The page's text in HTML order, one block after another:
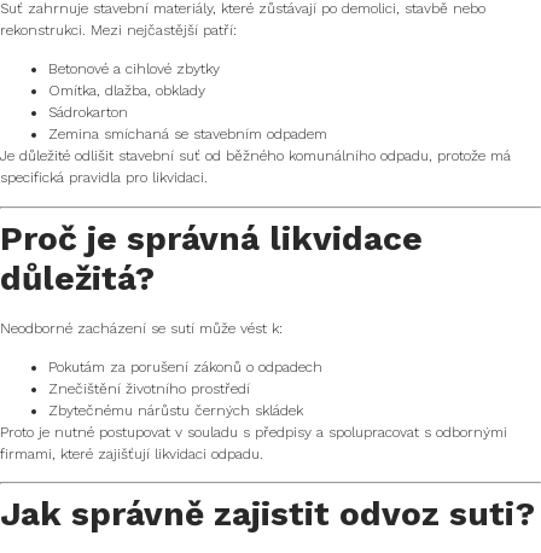
Suť zahrnuje stavební materiály, které zůstávají po demolici, stavbě nebo
rekonstrukci. Mezi nejčastější patří:
Betonové a cihlové zbytky
Omítka, dlažba, obklady
Sádrokarton
Zemina smíchaná se stavebním odpadem
Je důležité odlišit stavební suť od běžného komunálního odpadu, protože má
specifická pravidla pro likvidaci.
Proč je správná likvidace
důležitá?
Neodborné zacházení se sutí může vést k:
Pokutám za porušení zákonů o odpadech
Znečištění životního prostředí
Zbytečnému nárůstu černých skládek
Proto je nutné postupovat v souladu s předpisy a spolupracovat s odbornými
firmami, které zajišťují likvidaci odpadu.
Jak správně zajistit odvoz suti?